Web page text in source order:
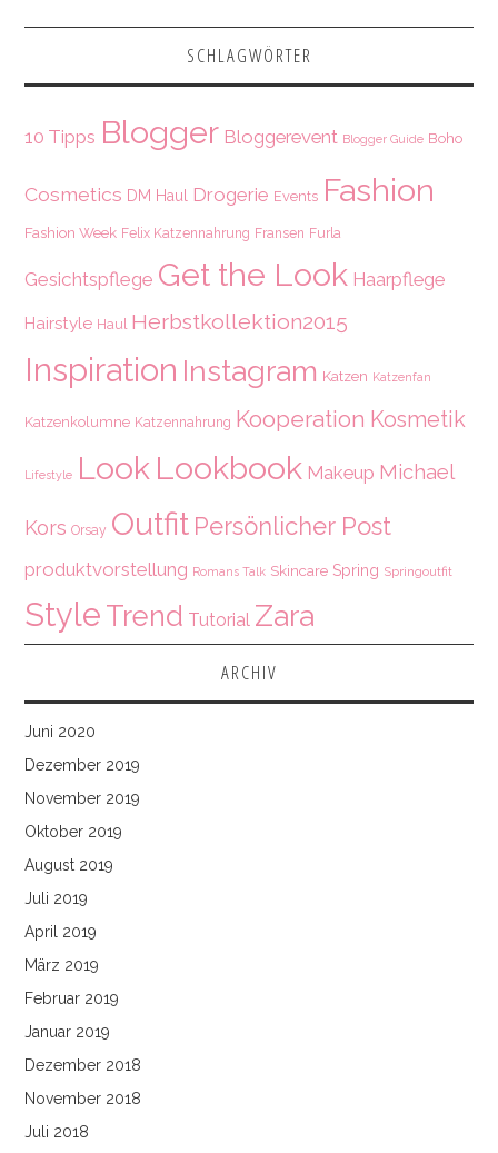
SCHLAGWÖRTER
10 Tipps Blogger Bloggerevent Blogger Guide Boho
Cosmetics DM Haul Drogerie Events Fashion
Fashion Week Felix Katzennahrung Fransen Furla
Gesichtspflege Get the Look Haarpflege
Hairstyle Haul Herbstkollektion2015
Inspiration Instagram Katzen Katzenfan
Katzenkolumne Katzennahrung Kooperation Kosmetik
Lifestyle Look Lookbook Makeup Michael
Kors Orsay Outfit Persönlicher Post
produktvorstellung Romans Talk Skincare Spring Springoutfit
Style Trend Tutorial Zara
ARCHIV
Juni 2020
Dezember 2019
November 2019
Oktober 2019
August 2019
Juli 2019
April 2019
März 2019
Februar 2019
Januar 2019
Dezember 2018
November 2018
Juli 2018